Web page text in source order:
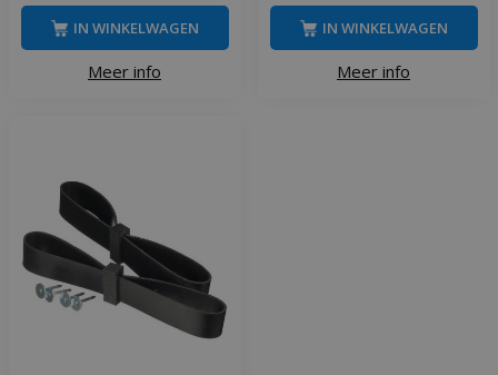
Meer info
IN WINKELWAGEN
Meer info
IN WINKELWAGEN